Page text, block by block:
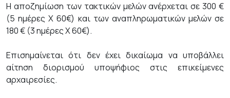
Η αποζημίωση των τακτικών μελών ανέρχεται σε 300 €
(5 ημέρες Χ 60€) και των αναπληρωματικών μελών σε
180 € (3 ημέρες Χ 60€).
Επισημαίνεται ότι δεν έχει δικαίωμα να υποβάλλει
αίτηση διορισμού υποψήφιος στις επικείμενες
αρχαιρεσίες.